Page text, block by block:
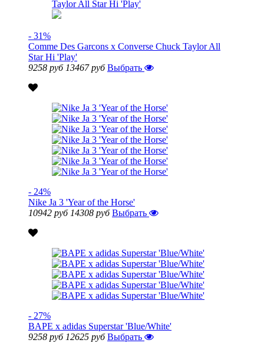
- 31%
Comme Des Garcons x Converse Chuck Taylor All
Star Hi 'Play'
9258 руб 13467 руб Выбрать
- 24%
Nike Ja 3 'Year of the Horse'
10942 руб 14308 руб Выбрать
- 27%
BAPE x adidas Superstar 'Blue/White'
9258 руб 12625 руб Выбрать